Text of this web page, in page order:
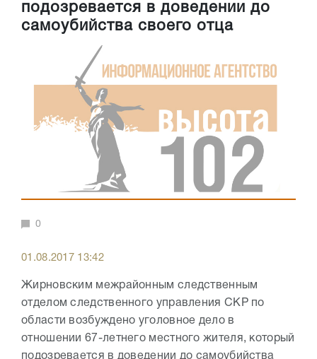
подозревается в доведении до
самоубийства своего отца
0
01.08.2017 13:42
Жирновским межрайонным следственным
отделом следственного управления СКР по
области возбуждено уголовное дело в
отношении 67-летнего местного жителя, который
подозревается в доведении до самоубийства